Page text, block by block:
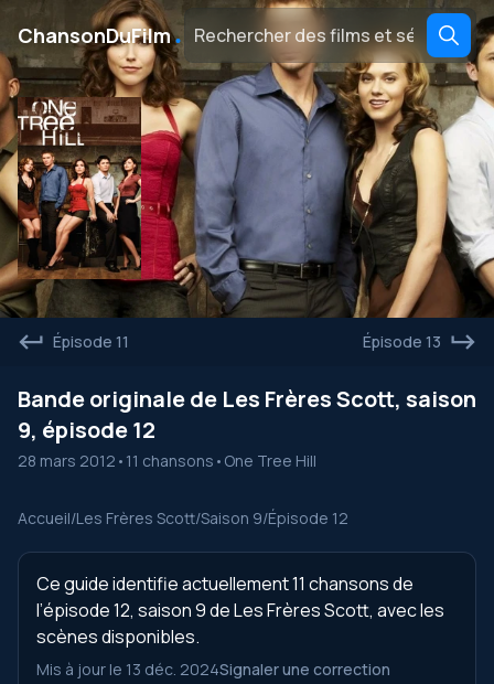
ChansonDuFilm․
Épisode 11 Épisode 13
Bande originale de Les Frères Scott, saison
9, épisode 12
28 mars 2012 • 11 chansons • One Tree Hill
Accueil/Les Frères Scott/Saison 9/Épisode 12
Ce guide identifie actuellement 11 chansons de
l’épisode 12, saison 9 de Les Frères Scott, avec les
scènes disponibles.
Mis à jour le 13 déc. 2024Signaler une correction